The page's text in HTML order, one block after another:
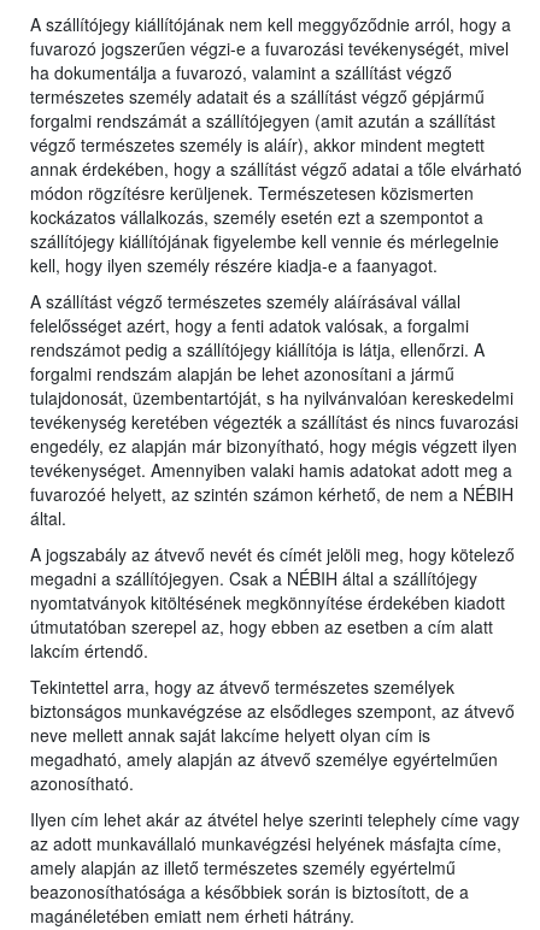
A szállítójegy kiállítójának nem kell meggyőződnie arról, hogy a
fuvarozó jogszerűen végzi-e a fuvarozási tevékenységét, mivel
ha dokumentálja a fuvarozó, valamint a szállítást végző
természetes személy adatait és a szállítást végző gépjármű
forgalmi rendszámát a szállítójegyen (amit azután a szállítást
végző természetes személy is aláír), akkor mindent megtett
annak érdekében, hogy a szállítást végző adatai a tőle elvárható
módon rögzítésre kerüljenek. Természetesen közismerten
kockázatos vállalkozás, személy esetén ezt a szempontot a
szállítójegy kiállítójának figyelembe kell vennie és mérlegelnie
kell, hogy ilyen személy részére kiadja-e a faanyagot.
A szállítást végző természetes személy aláírásával vállal
felelősséget azért, hogy a fenti adatok valósak, a forgalmi
rendszámot pedig a szállítójegy kiállítója is látja, ellenőrzi. A
forgalmi rendszám alapján be lehet azonosítani a jármű
tulajdonosát, üzembentartóját, s ha nyilvánvalóan kereskedelmi
tevékenység keretében végezték a szállítást és nincs fuvarozási
engedély, ez alapján már bizonyítható, hogy mégis végzett ilyen
tevékenységet. Amennyiben valaki hamis adatokat adott meg a
fuvarozóé helyett, az szintén számon kérhető, de nem a NÉBIH
által.
A jogszabály az átvevő nevét és címét jelöli meg, hogy kötelező
megadni a szállítójegyen. Csak a NÉBIH által a szállítójegy
nyomtatványok kitöltésének megkönnyítése érdekében kiadott
útmutatóban szerepel az, hogy ebben az esetben a cím alatt
lakcím értendő.
Tekintettel arra, hogy az átvevő természetes személyek
biztonságos munkavégzése az elsődleges szempont, az átvevő
neve mellett annak saját lakcíme helyett olyan cím is
megadható, amely alapján az átvevő személye egyértelműen
azonosítható.
Ilyen cím lehet akár az átvétel helye szerinti telephely címe vagy
az adott munkavállaló munkavégzési helyének másfajta címe,
amely alapján az illető természetes személy egyértelmű
beazonosíthatósága a későbbiek során is biztosított, de a
magánéletében emiatt nem érheti hátrány.